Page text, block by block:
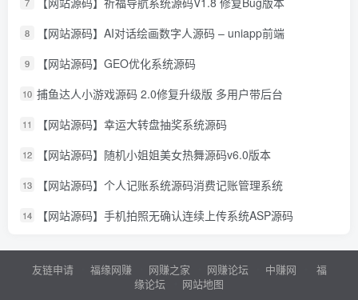
8 【网站源码】AI对话绘画数字人源码 – uniapp前端
9 【网站源码】GEO优化系统源码
10 捕鱼达人小游戏源码 2.0修复升级版 多用户带后台
11 【网站源码】幸运大转盘抽奖系统源码
12 【网站源码】随机小姐姐美女热舞源码v6.0版本
13 【网站源码】个人记账系统源码消费记账管理系统
14 【网站源码】手机拍照无确认连续上传系统ASP源码
友链申请 福缘网赚 网赚之家 网赚论坛 中赚网
福
缘论坛
网站地图